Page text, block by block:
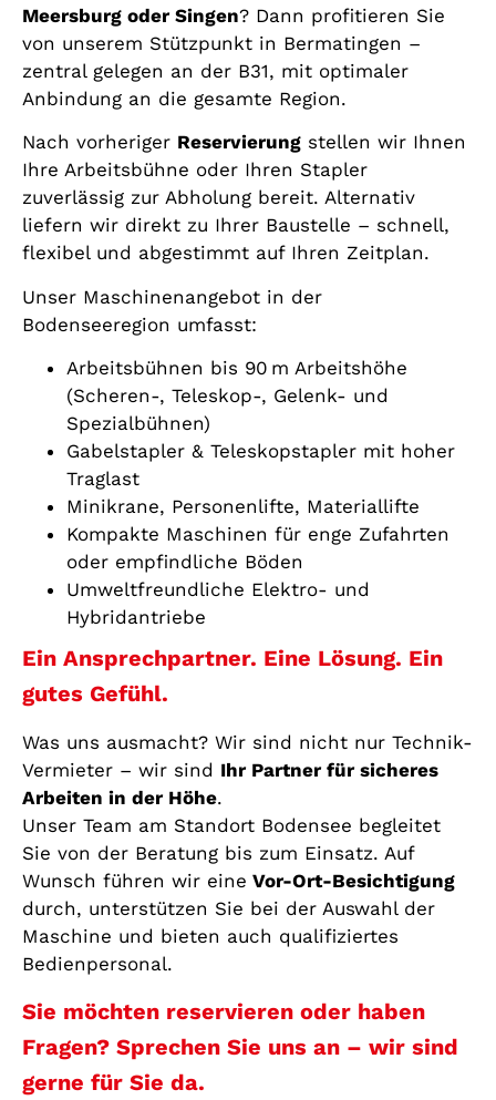
Meersburg oder Singen? Dann profitieren Sie
von unserem Stützpunkt in Bermatingen –
zentral gelegen an der B31, mit optimaler
Anbindung an die gesamte Region.
Nach vorheriger Reservierung stellen wir Ihnen
Ihre Arbeitsbühne oder Ihren Stapler
zuverlässig zur Abholung bereit. Alternativ
liefern wir direkt zu Ihrer Baustelle – schnell,
flexibel und abgestimmt auf Ihren Zeitplan.
Unser Maschinenangebot in der
Bodenseeregion umfasst:
Arbeitsbühnen bis 90 m Arbeitshöhe
(Scheren-, Teleskop-, Gelenk- und
Spezialbühnen)
Gabelstapler & Teleskopstapler mit hoher
Traglast
Minikrane, Personenlifte, Materiallifte
Kompakte Maschinen für enge Zufahrten
oder empfindliche Böden
Umweltfreundliche Elektro- und
Hybridantriebe
Ein Ansprechpartner. Eine Lösung. Ein
gutes Gefühl.
Was uns ausmacht? Wir sind nicht nur Technik-
Vermieter – wir sind Ihr Partner für sicheres
Arbeiten in der Höhe.
Unser Team am Standort Bodensee begleitet
Sie von der Beratung bis zum Einsatz. Auf
Wunsch führen wir eine Vor-Ort-Besichtigung
durch, unterstützen Sie bei der Auswahl der
Maschine und bieten auch qualifiziertes
Bedienpersonal.
Sie möchten reservieren oder haben
Fragen? Sprechen Sie uns an – wir sind
gerne für Sie da.